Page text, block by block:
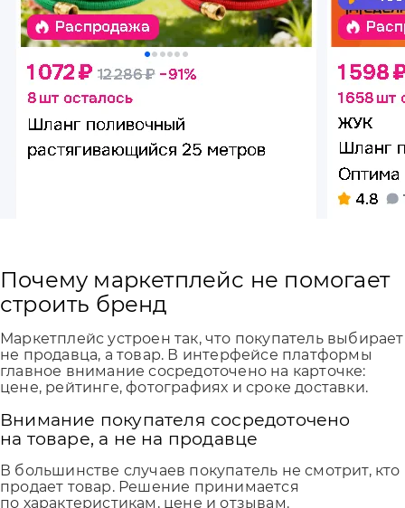
Почему маркетплейс не помогает
строить бренд
Маркетплейс устроен так, что покупатель выбирает
не продавца, а товар. В интерфейсе платформы
главное внимание сосредоточено на карточке:
цене, рейтинге, фотографиях и сроке доставки.
Внимание покупателя сосредоточено
на товаре, а не на продавце
В большинстве случаев покупатель не смотрит, кто
продает товар. Решение принимается
по характеристикам, цене и отзывам.